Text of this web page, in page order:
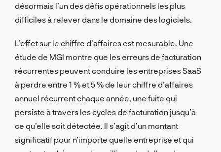
désormais l’un des défis opérationnels les plus
difficiles à relever dans le domaine des logiciels.
L’effet sur le chiffre d’affaires est mesurable. Une
étude de MGI montre que les erreurs de facturation
récurrentes peuvent conduire les entreprises SaaS
à perdre entre 1 % et 5 % de leur chiffre d’affaires
annuel récurrent chaque année, une fuite qui
persiste à travers les cycles de facturation jusqu’à
ce qu’elle soit détectée. Il s’agit d’un montant
significatif pour n’importe quelle entreprise et qui